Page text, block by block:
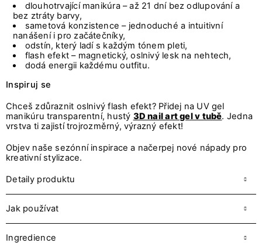
dlouhotrvající manikúra – až 21 dní bez odlupování a
bez ztráty barvy,
sametová konzistence – jednoduché a intuitivní
nanášení i pro začátečníky,
odstín, který ladí s každým tónem pleti,
flash efekt – magnetický, oslnivý lesk na nehtech,
dodá energii každému outfitu.
Inspiruj se
Chceš zdůraznit oslnivý flash efekt? Přidej na UV gel
manikúru transparentní, hustý 3D nail art gel v tubě. Jedna
vrstva ti zajistí trojrozměrný, výrazný efekt!
Objev naše sezónní inspirace a načerpej nové nápady pro
kreativní stylizace.
Detaily produktu
Jak používat
Ingredience